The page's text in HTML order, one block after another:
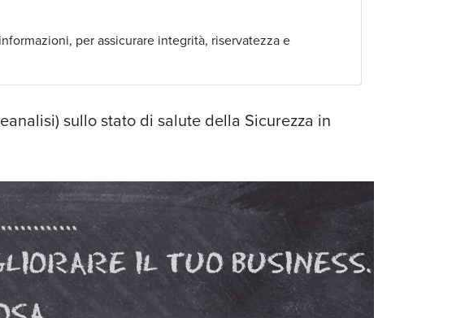
per assicurare integrità, riservatezza e
sullo stato di salute della Sicurezza in